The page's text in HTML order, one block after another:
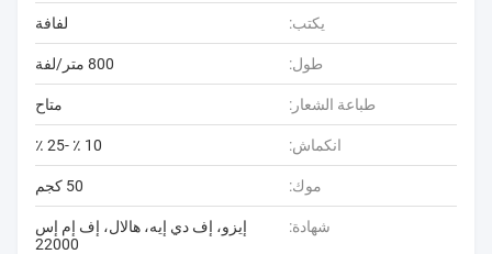
يكتب: لفافة
طول: 800 متر/لفة
طباعة الشعار: متاح
انكماش: 10 ٪ -25 ٪
موك: 50 كجم
شهادة:
إيزو، إف دي إيه، هالال، إف إم إس
22000